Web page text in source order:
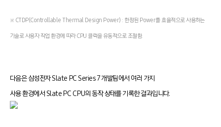
※ CTDP(Controllable Thermal Design Power) : 한정된 Power를 효율적으로 사용하는
기술로 사용자 작업 환경에 따라 CPU 클럭을 유동적으로 조절함.
다음은 삼성전자 Slate PC Series 7 개발팀에서 여러 가지
사용 환경에서 Slate PC CPU의 동작 상태를 기록한 결과입니다.